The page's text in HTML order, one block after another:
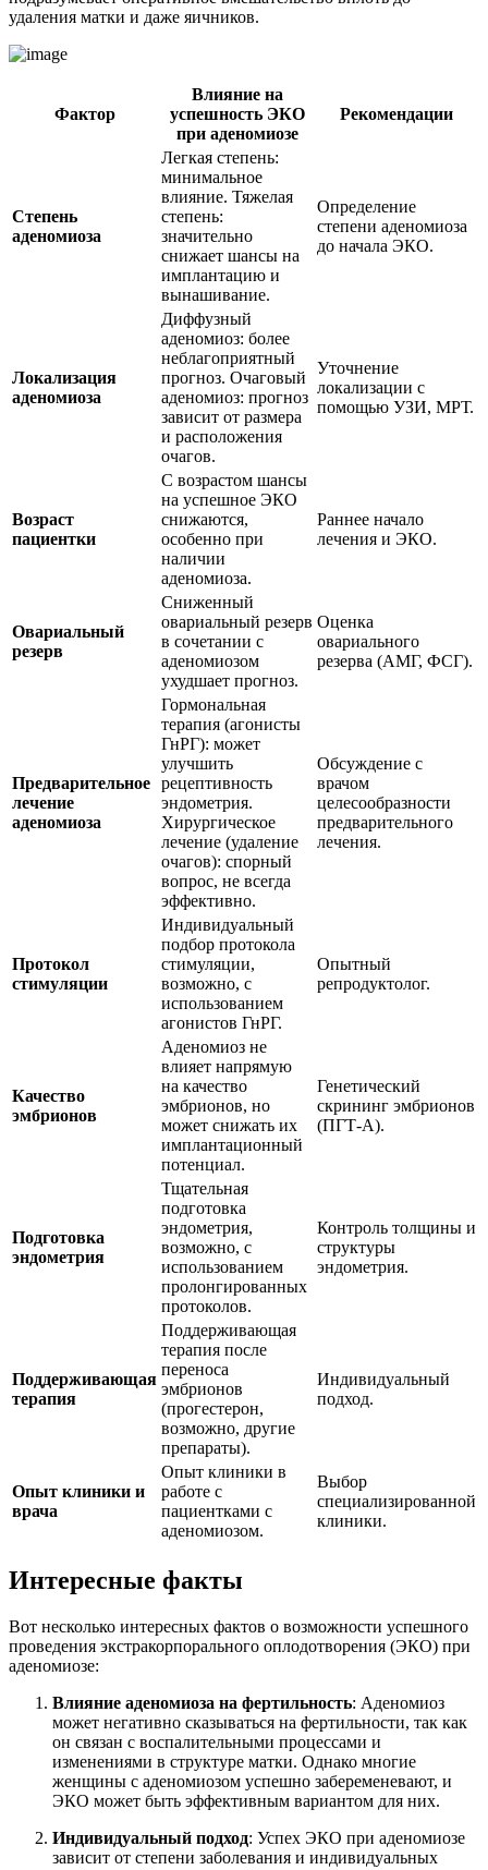
удаления матки и даже яичников.
Фактор
Влияние на
успешность ЭКО
при аденомиозе
Рекомендации
Степень
аденомиоза
Легкая степень:
минимальное
влияние. Тяжелая
степень:
значительно
снижает шансы на
имплантацию и
вынашивание.
Определение
степени аденомиоза
до начала ЭКО.
Локализация
аденомиоза
Диффузный
аденомиоз: более
неблагоприятный
прогноз. Очаговый
аденомиоз: прогноз
зависит от размера
и расположения
очагов.
Уточнение
локализации с
помощью УЗИ, МРТ.
Возраст
пациентки
С возрастом шансы
на успешное ЭКО
снижаются,
особенно при
наличии
аденомиоза.
Раннее начало
лечения и ЭКО.
Овариальный
резерв
Сниженный
овариальный резерв
в сочетании с
аденомиозом
ухудшает прогноз.
Оценка
овариального
резерва (АМГ, ФСГ).
Предварительное
лечение
аденомиоза
Гормональная
терапия (агонисты
ГнРГ): может
улучшить
рецептивность
эндометрия.
Хирургическое
лечение (удаление
очагов): спорный
вопрос, не всегда
эффективно.
Обсуждение с
врачом
целесообразности
предварительного
лечения.
Протокол
стимуляции
Индивидуальный
подбор протокола
стимуляции,
возможно, с
использованием
агонистов ГнРГ.
Опытный
репродуктолог.
Качество
эмбрионов
Аденомиоз не
влияет напрямую
на качество
эмбрионов, но
может снижать их
имплантационный
потенциал.
Генетический
скрининг эмбрионов
(ПГТ-А).
Подготовка
эндометрия
Тщательная
подготовка
эндометрия,
возможно, с
использованием
пролонгированных
протоколов.
Контроль толщины и
структуры
эндометрия.
Поддерживающая
терапия
Поддерживающая
терапия после
переноса
эмбрионов
(прогестерон,
возможно, другие
препараты).
Индивидуальный
подход.
Опыт клиники и
врача
Опыт клиники в
работе с
пациентками с
аденомиозом.
Выбор
специализированной
клиники.
Интересные факты
Вот несколько интересных фактов о возможности успешного
проведения экстракорпорального оплодотворения (ЭКО) при
аденомиозе:
Влияние аденомиоза на фертильность: Аденомиоз
может негативно сказываться на фертильности, так как
он связан с воспалительными процессами и
изменениями в структуре матки. Однако многие
женщины с аденомиозом успешно забеременевают, и
ЭКО может быть эффективным вариантом для них.
Индивидуальный подход: Успех ЭКО при аденомиозе
зависит от степени заболевания и индивидуальных